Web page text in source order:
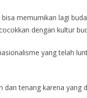
memurnikan lagi
dengan kultur
yang telah
tenang karena yang